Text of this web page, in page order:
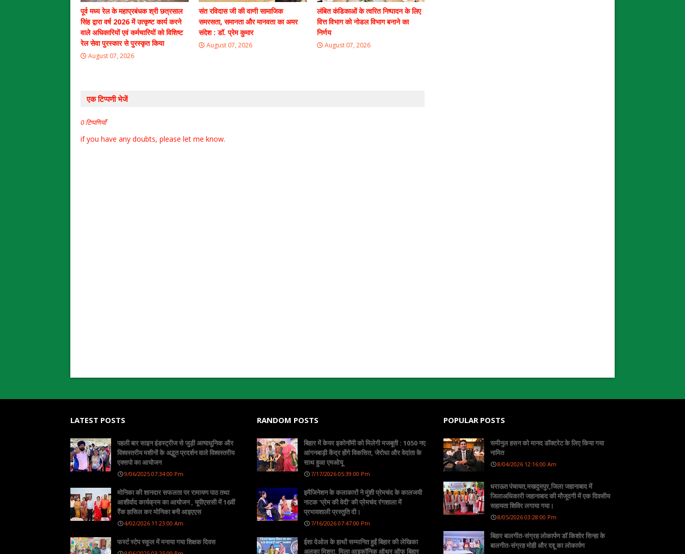
पूर्व मध्य रेल के महाप्रबंधक श्री छत्रसाल
सिंह द्वारा वर्ष 2026 में उत्कृष्ट कार्य करने
वाले अधिकारियों एवं कर्मचारियों को विशिष्ट
रेल सेवा पुरस्कार से पुरस्कृत किया
August 07, 2026
संत रविदास जी की वाणी सामाजिक
समरसता, समानता और मानवता का अमर
संदेश : डॉ. प्रेम कुमार
August 07, 2026
लंबित कंडिकाओं के त्वरित निष्पादन के लिए
वित्त विभाग को नोडल विभाग बनाने का
निर्णय
August 07, 2026
एक टिप्पणी भेजें
0 टिप्पणियाँ
if you have any doubts, please let me know.
LATEST POSTS
पहली बार साइन इंडस्ट्रीज से जुड़ी अत्याधुनिक और
विश्वस्तरीय मशीनों के अद्भुत प्रदर्शन वाले विश्वस्तरीय
एक्सपो का आयोजन
9/06/2025 07:34:00 Pm
मोनिका की शानदार सफलता पर रामायण पाठ तथा
आशीर्वाद कार्यक्रम का आयोजन , यूपीएससी में 16वीं
रैंक हासिल कर मोनिका बनी आइएएस
4/02/2026 11:23:00 Am
फर्स्ट स्टेप स्कूल में मनाया गया शिक्षक दिवस
RANDOM POSTS
बिहार में केयर इकोनॉमी को मिलेगी मजबूती : 1050 नए
आंगनबाड़ी केंद्र होंगे विकसित, जेरोधा और वेदांता के
साथ हुआ एमओयू
7/17/2026 05:39:00 Pm
इमैजिनेशन के कलाकारों ने मुंशी प्रेमचंद के कालजयी
नाटक 'प्रेम की वेदी' की प्रेमचंद रंगशाला में
प्रभावशाली प्रस्तुति दी।
7/16/2026 07:47:00 Pm
ईशा देओल के हाथों सम्मानित हुईं बिहार की लेखिका
अलका मिश्रा, मिला आइकॉनिक ऑथर ऑफ बिहार
POPULAR POSTS
समीनुल हसन को मानद डॉक्टरेट के लिए किया गया
नामित
8/04/2026 12:16:00 Am
धराऊत पंचायत,मखदुमपुर,जिला जहानाबाद में
जिलाअधिकारी जहानाबाद की मौजूदगी में एक दिवसीय
सहायता शिविर लगाया गया।
8/05/2026 03:28:00 Pm
बिहार बालगीत-संग्रह लोकार्पण डॉ किशोर सिन्हा के
बालगीत-संग्रह मोही और दद्दू का लोकार्पण